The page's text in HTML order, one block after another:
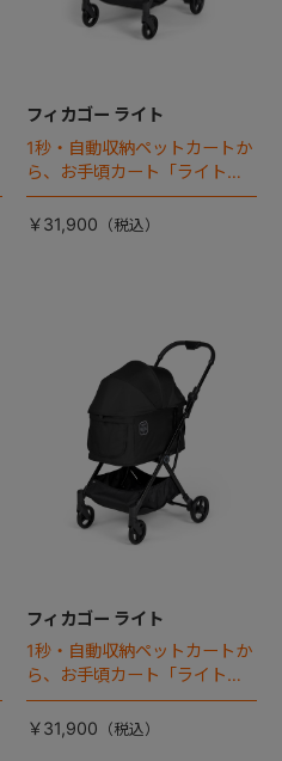
フィカゴー ライト
1秒・自動収納ペットカートか
ら、お手頃カート「ライト」
が登場！
￥31,900
フィカゴー ライト
1秒・自動収納ペットカートか
ら、お手頃カート「ライト」
が登場！
￥31,900